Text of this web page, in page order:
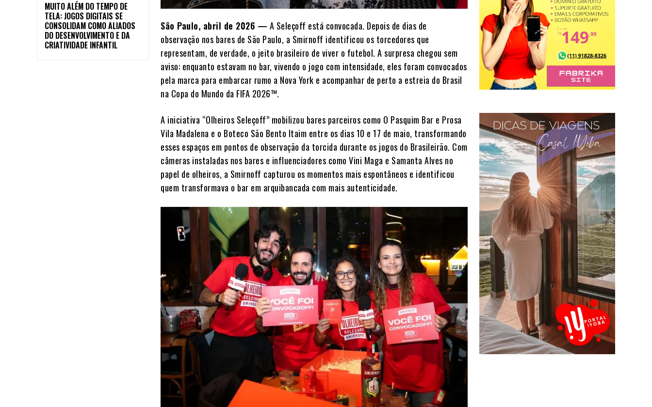
MUITO ALÉM DO TEMPO DE
TELA: JOGOS DIGITAIS SE
CONSOLIDAM COMO ALIADOS
DO DESENVOLVIMENTO E DA
CRIATIVIDADE INFANTIL
São Paulo, abril de 2026 — A Seleçoff está convocada. Depois de dias de
observação nos bares de São Paulo, a Smirnoff identificou os torcedores que
representam, de verdade, o jeito brasileiro de viver o futebol. A surpresa chegou sem
aviso: enquanto estavam no bar, vivendo o jogo com intensidade, eles foram convocados
pela marca para embarcar rumo a Nova York e acompanhar de perto a estreia do Brasil
na Copa do Mundo da FIFA 2026™.
A iniciativa “Olheiros Seleçoff” mobilizou bares parceiros como O Pasquim Bar e Prosa
Vila Madalena e o Boteco São Bento Itaim entre os dias 10 e 17 de maio, transformando
esses espaços em pontos de observação da torcida durante os jogos do Brasileirão. Com
câmeras instaladas nos bares e influenciadores como Vini Maga e Samanta Alves no
papel de olheiros, a Smirnoff capturou os momentos mais espontâneos e identificou
quem transformava o bar em arquibancada com mais autenticidade.